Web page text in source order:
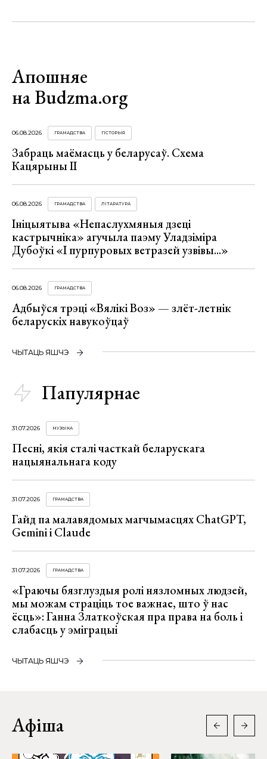
Апошняе
на Budzma.org
06.08.2026 ГРАМАДСТВА ГІСТОРЫЯ
Забраць маёмасць у беларусаў. Схема
Кацярыны ІІ
06.08.2026 ГРАМАДСТВА ЛІТАРАТУРА
Ініцыятыва «Непаслухмяныя дзеці
кастрычніка» агучыла паэму Уладзіміра
Дубоўкі «І пурпуровых ветразей узвівы...»
06.08.2026 ГРАМАДСТВА
Адбыўся трэці «Вялікі Воз» — злёт-летнік
беларускіх навукоўцаў
ЧЫТАЦЬ ЯШЧЭ
Папулярнае
31.07.2026 МУЗЫКА
Песні, якія сталі часткай беларускага
нацыянальнага коду
31.07.2026 ГРАМАДСТВА
Гайд па малавядомых магчымасцях ChatGPT,
Gemini і Claude
31.07.2026 ГРАМАДСТВА
«Граючы бязглуздыя ролі нязломных людзей,
мы можам страціць тое важнае, што ў нас
ёсць»: Ганна Златкоўская пра права на боль і
слабасць у эміграцыі
ЧЫТАЦЬ ЯШЧЭ
Афіша